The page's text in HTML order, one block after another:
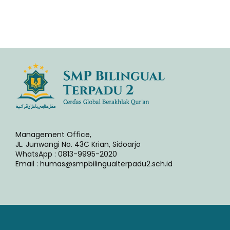
Management Office,
JL. Junwangi No. 43C Krian, Sidoarjo
WhatsApp : 0813-9995-2020
Email : humas@smpbilingualterpadu2.sch.id